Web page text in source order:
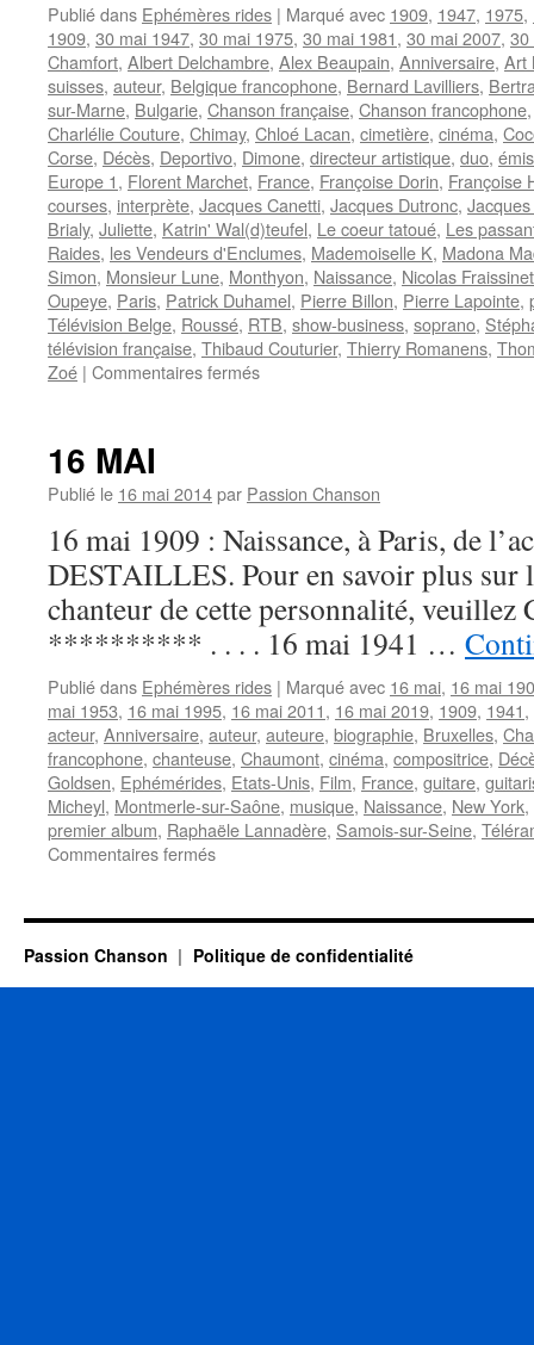
Publié dans Ephémères rides | Marqué avec 1909, 1947, 1975,
1909, 30 mai 1947, 30 mai 1975, 30 mai 1981, 30 mai 2007, 30
Chamfort, Albert Delchambre, Alex Beaupain, Anniversaire, Art
suisses, auteur, Belgique francophone, Bernard Lavilliers,
sur-Marne, Bulgarie, Chanson française, Chanson francophone
Charlélie Couture, Chimay, Chloé Lacan, cimetière, cinéma,
Corse, Décès, Deportivo, Dimone, directeur artistique, duo,
Europe 1, Florent Marchet, France, Françoise Dorin, Françoise
courses, interprète, Jacques Canetti, Jacques Dutronc,
Brialy, Juliette, Katrin' Wal(d)teufel, Le coeur tatoué, Les
Raides, les Vendeurs d'Enclumes, Mademoiselle K, Madona
Simon, Monsieur Lune, Monthyon, Naissance, Nicolas Fraissinet
Oupeye, Paris, Patrick Duhamel, Pierre Billon, Pierre Lapointe,
Télévision Belge, Roussé, RTB, show-business, soprano,
télévision française, Thibaud Couturier, Thierry Romanens,
Zoé | Commentaires ferméssur
16 MAI
Publié le 16 mai 2014par Passion Chanson
16 mai 1909 : Naissance, à Paris, de
DESTAILLES. Pour en savoir plus sur
chanteur de cette personnalité,
********** . . . . 16 mai 1941 …
Publié dans Ephémères rides | Marqué avec 16 mai, 16 mai
mai 1953, 16 mai 1995, 16 mai 2011, 16 mai 2019, 1909, 1941,
acteur, Anniversaire, auteur, auteure, biographie, Bruxelles,
francophone, chanteuse, Chaumont, cinéma, compositrice,
Goldsen, Ephémérides, Etats-Unis, Film, France, guitare,
Micheyl, Montmerle-sur-Saône, musique, Naissance, New York,
premier album, Raphaële Lannadère, Samois-sur-Seine,
Commentaires ferméssur
Passion Chanson Politique de confidentialité